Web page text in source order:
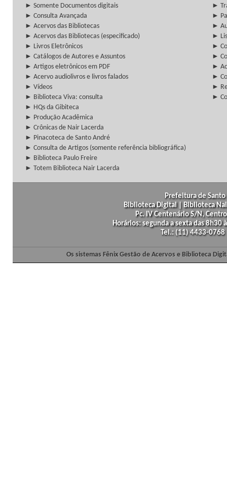
► Somente Documentos digitais
►
► Consulta Avançada
►
► Acervos das Bibliotecas
►
► Acervos das Bibliotecas (especificado)
►
► Livros Eletrônicos
►
► Catálogos de Autores e Assuntos
►
► Artigos eletrônicos em PDF
►
► Acervo audiolivros e livros falados
►
► Vídeos
►
► Biblioteca Viva: consulta
►
► HQs da Gibiteca
► Produção Acadêmica
► Crônicas de Nair Lacerda
► Pinacoteca de Santo André
► Consulta de Artigos (somente referência bibliográfica)
► Biblioteca Paulo Freire
► Totem Biblioteca Nair Lacerda
Prefeitura de
Biblioteca Digital | Biblioteca
Pc. IV Centenário S/N,
Horários: segunda a sexta das
Tel.: (11) 4433-
Os sistemas Fênix Gestão de Acervos e Biblioteca